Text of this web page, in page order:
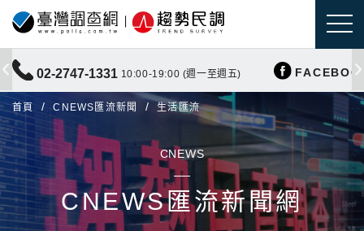
02-2747-1331 10:00-19:00 (週一至週五)
首頁 CNEWS匯流新聞 生活匯流
CNEWS
CNEWS匯流新聞網